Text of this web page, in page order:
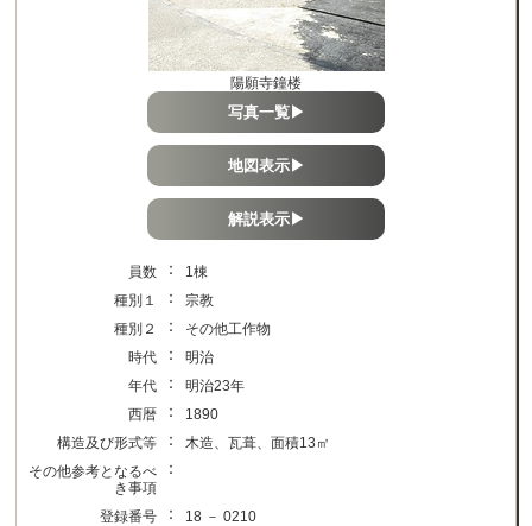
陽願寺鐘楼
写真一覧▶
地図表示▶
解説表示▶
員数 ：
1棟
種別１
：
宗教
種別２
：
その他工作物
時代
：
明治
年代
：
明治23年
西暦
：
1890
構造及び形式等
：
木造、瓦葺、面積13㎡
その他参考となるべ
き事項
：
登録番号 ：
18 － 0210